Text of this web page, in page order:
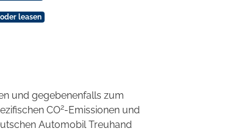
leasen
und gegebenenfalls zum
CO2-Emissionen und
Automobil Treuhand